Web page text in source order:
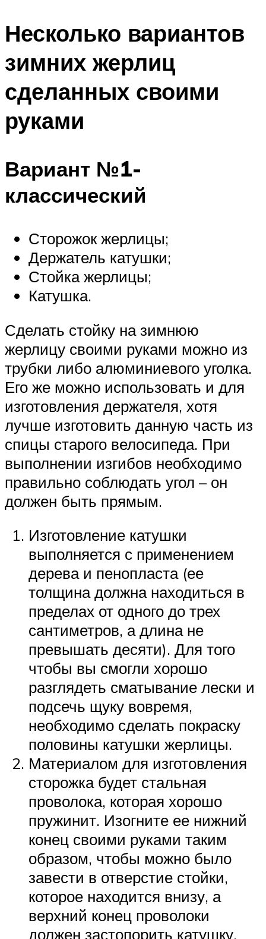
Несколько вариантов
зимних жерлиц
сделанных своими
руками
Вариант №1-
классический
Сторожок жерлицы;
Держатель катушки;
Стойка жерлицы;
Катушка.
Сделать стойку на зимнюю
жерлицу своими руками можно из
трубки либо алюминиевого уголка.
Его же можно использовать и для
изготовления держателя, хотя
лучше изготовить данную часть из
спицы старого велосипеда. При
выполнении изгибов необходимо
правильно соблюдать угол – он
должен быть прямым.
Изготовление катушки
выполняется с применением
дерева и пенопласта (ее
толщина должна находиться в
пределах от одного до трех
сантиметров, а длина не
превышать десяти). Для того
чтобы вы смогли хорошо
разглядеть сматывание лески и
подсечь щуку вовремя,
необходимо сделать покраску
половины катушки жерлицы.
Материалом для изготовления
сторожка будет стальная
проволока, которая хорошо
пружинит. Изогните ее нижний
конец своими руками таким
образом, чтобы можно было
завести в отверстие стойки,
которое находится внизу, а
верхний конец проволоки
должен застопорить катушку.